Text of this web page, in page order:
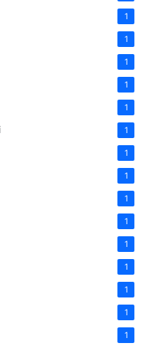
1
1
1
1
1
1
1
1
1
1
1
1
1
1
1